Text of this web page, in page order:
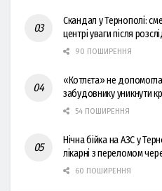
Скандал у Тернополі:
центрі уваги після
90 ПОШИРЕННЯ
«Котлєта» не
забудовнику уникнути
54 ПОШИРЕННЯ
Нічна бійка на АЗС у
лікарні з переломом
60 ПОШИРЕННЯ